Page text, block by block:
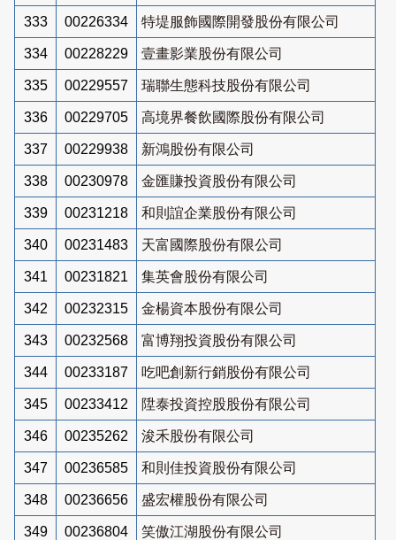
333 00226334 特堤服飾國際開發股份有限公司
334 00228229 壹畫影業股份有限公司
335 00229557 瑞聯生態科技股份有限公司
336 00229705 高境界餐飲國際股份有限公司
337 00229938 新鴻股份有限公司
338 00230978 金匯賺投資股份有限公司
339 00231218 和則誼企業股份有限公司
340 00231483 天富國際股份有限公司
341 00231821 集英會股份有限公司
342 00232315 金楊資本股份有限公司
343 00232568 富博翔投資股份有限公司
344 00233187 吃吧創新行銷股份有限公司
345 00233412 陞泰投資控股股份有限公司
346 00235262 浚禾股份有限公司
347 00236585 和則佳投資股份有限公司
348 00236656 盛宏權股份有限公司
349 00236804 笑傲江湖股份有限公司